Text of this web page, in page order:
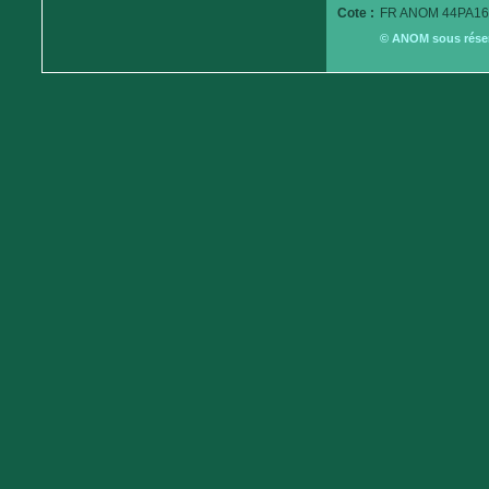
Cote : FR ANOM
© ANOM sous